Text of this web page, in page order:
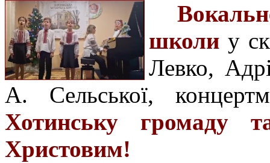
школи у
Левко,
А. Сельської,
Хотинську громаду
Христовим!